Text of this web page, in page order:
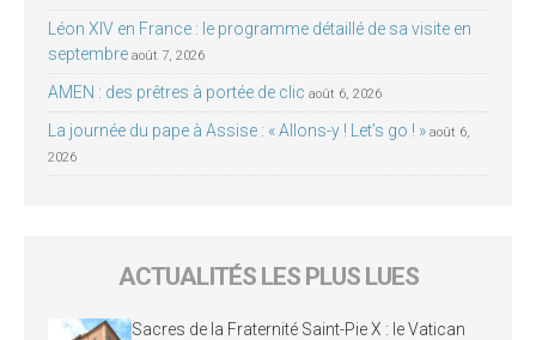
Léon XIV en France : le programme détaillé de sa visite en
septembre août 7, 2026
AMEN : des prêtres à portée de clic août 6, 2026
La journée du pape à Assise : « Allons-y ! Let’s go ! » août 6,
2026
ACTUALITÉS LES PLUS LUES
Sacres de la Fraternité Saint-Pie X : le Vatican